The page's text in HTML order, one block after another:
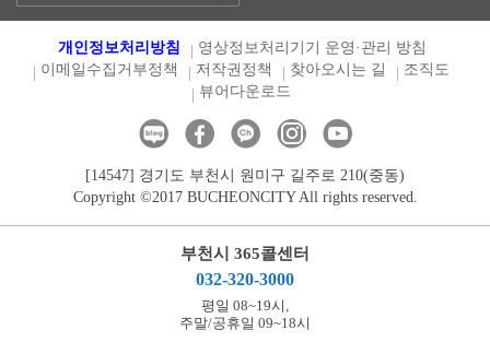
개인정보처리방침
영상정보처리기기 운영·관리 방침
이메일수집거부정책
저작권정책 찾아오시는 길
조직도
뷰어다운로드
[14547] 경기도 부천시 원미구 길주로 210(중동)
Copyright ©2017 BUCHEONCITY All rights reserved.
부천시 365콜센터
032-320-3000
평일 08~19시,
주말/공휴일 09~18시